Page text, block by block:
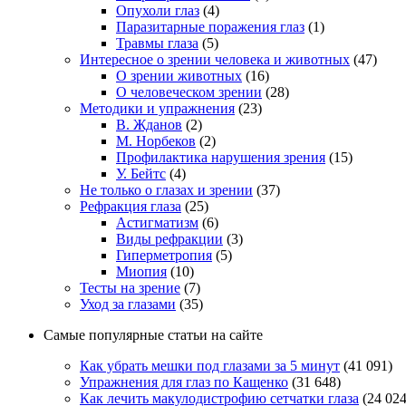
Опухоли глаз (4)
Паразитарные поражения глаз (1)
Травмы глаза (5)
Интересное о зрении человека и животных (47)
О зрении животных (16)
О человеческом зрении (28)
Методики и упражнения (23)
В. Жданов (2)
М. Норбеков (2)
Профилактика нарушения зрения (15)
У. Бейтс (4)
Не только о глазах и зрении (37)
Рефракция глаза (25)
Астигматизм (6)
Виды рефракции (3)
Гиперметропия (5)
Миопия (10)
Тесты на зрение (7)
Уход за глазами (35)
Самые популярные статьи на сайте
Как убрать мешки под глазами за 5 минут (41 091)
Упражнения для глаз по Кащенко (31 648)
Как лечить макулодистрофию сетчатки глаза (24